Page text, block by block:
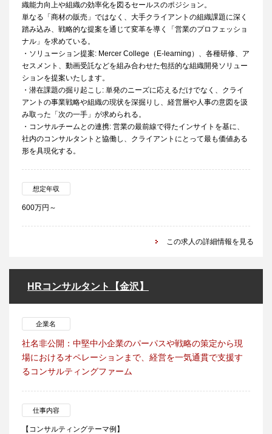
織能力向上や組織の効率化を図るセールスのポジション。
単なる「商材の販売」ではなく、大手クライアントの組織課題に深く
踏み込み、戦略的な提案を通じて変革を導く「営業のプロフェッショ
ナル」を求めている。
・ソリューション提案: Mercer College（E-learning）、各種研修、ア
セスメント、動画受託などを組み合わせた包括的な組織開発ソリュー
ションを提案いたします。
・潜在課題の掘り起こし: 単発のニーズに応えるだけでなく、クライ
アントの事業戦略や組織の現状を深掘りし、経営層や人事の意図を汲
み取った「次の一手」が求められる。
・コンサルチームとの連携: 営業の最前線で得たインサイトを基に、
社内のコンサルタントと協働し、クライアントにとって最も価値ある
形を具現化する。
想定年収
600万円～
この求人の詳細情報を見る
HRコンサルタント【金沢】
企業名
社名非公開：中堅中小企業のパーパスや戦略の策定から現
場におけるオペレーションまで、経営を一気通貫で支援す
るコンサルティングファーム
仕事内容
【コンサルティングテーマ例】